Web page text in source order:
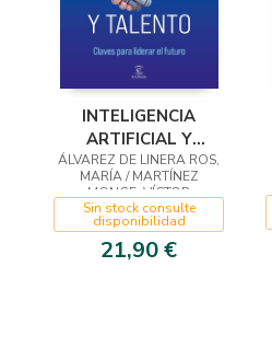
INTELIGENCIA
ARTIFICIAL Y
TALENTO
ÁLVAREZ DE LINERA ROS,
MARÍA / MARTÍNEZ
MONGE, VÍCTOR
Sin stock consulte
disponibilidad
21,90 €